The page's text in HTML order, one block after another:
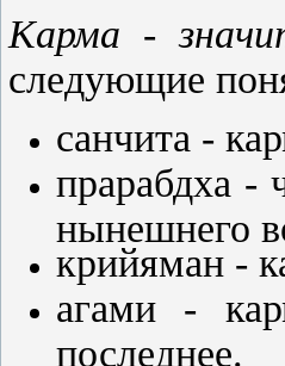
Карма -
следующие
санчита -
прарабдха -
нынешнего
крийяман -
агами -
последнее.